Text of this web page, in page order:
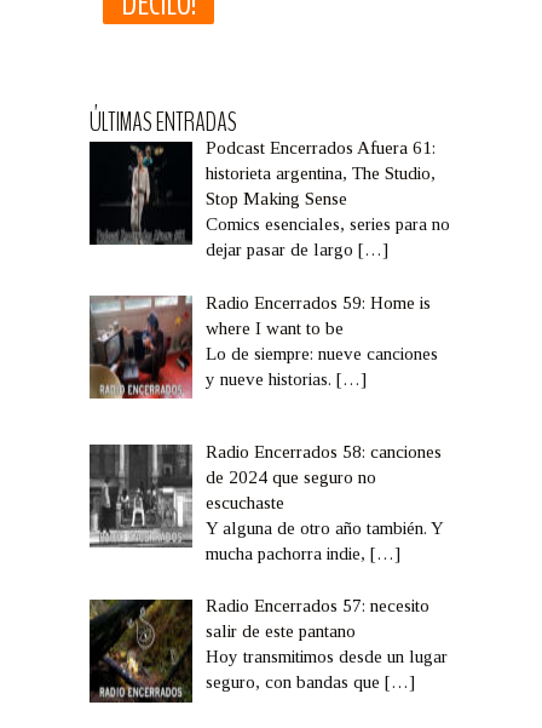
ÚLTIMAS ENTRADAS
Podcast Encerrados Afuera 61:
historieta argentina, The Studio,
Stop Making Sense
Comics esenciales, series para no
dejar pasar de largo[…]
Radio Encerrados 59: Home is
where I want to be
Lo de siempre: nueve canciones
y nueve historias.[…]
Radio Encerrados 58: canciones
de 2024 que seguro no
escuchaste
Y alguna de otro año también. Y
mucha pachorra indie,[…]
Radio Encerrados 57: necesito
salir de este pantano
Hoy transmitimos desde un lugar
seguro, con bandas que[…]